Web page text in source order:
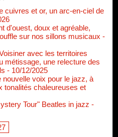
cuivres et or, un arc-en-ciel de
d'ouest, doux et agréable,
sur nos sillons musicaux -
avec les territoires
métissage, une relecture des
- 10/12/2025
voix pour le jazz, à
tonalités chaleureuses et
Tour" Beatles in jazz -